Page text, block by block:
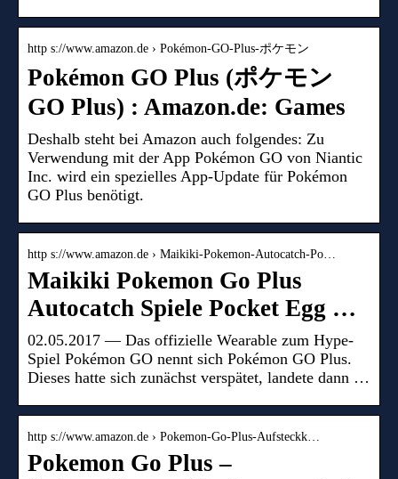
http s://www.amazon.de › Pokémon-GO-Plus-ポケモン
Pokémon GO Plus (ポケモン
GO Plus) : Amazon.de: Games
Deshalb steht bei Amazon auch folgendes: Zu
Verwendung mit der App Pokémon GO von Niantic
Inc. wird ein spezielles App-Update für Pokémon
GO Plus benötigt.
http s://www.amazon.de › Maikiki-Pokemon-Autocatch-Po…
Maikiki Pokemon Go Plus
Autocatch Spiele Pocket Egg …
02.05.2017 — Das offizielle Wearable zum Hype-
Spiel Pokémon GO nennt sich Pokémon GO Plus.
Dieses hatte sich zunächst verspätet, landete dann …
http s://www.amazon.de › Pokemon-Go-Plus-Aufsteckk…
Pokemon Go Plus –